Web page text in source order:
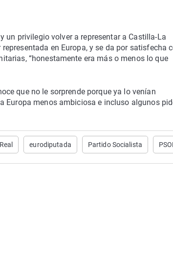
un privilegio volver a representar a Castilla-La
en Europa, y se da por satisfecha
“honestamente era más o menos lo que
que no le sorprende porque ya lo venían
Europa menos ambiciosa e incluso algunos
eurodiputada Partido Socialista